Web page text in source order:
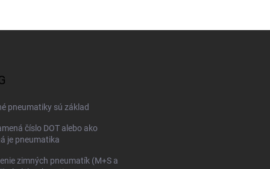
pneumatiky sú základ
číslo DOT alebo ako
je pneumatika
zimných pneumatík (M+S a